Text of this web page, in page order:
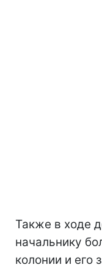
Также в ходе
начальнику
колонии и его